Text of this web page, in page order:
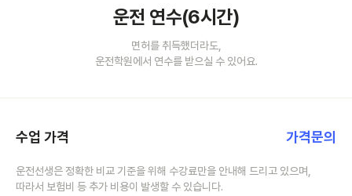
운전 연수(6시간)
면허를 취득했더라도,
운전학원에서 연수를 받으실 수 있어요.
수업 가격 가격문의
운전선생은 정확한 비교 기준을 위해 수강료만을 안내해 드리고 있으며,
따라서 보험비 등 추가 비용이 발생할 수 있습니다.